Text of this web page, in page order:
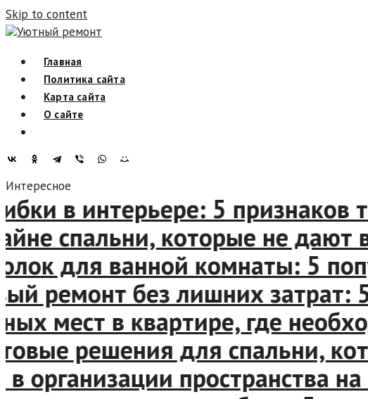
Skip to content
Уютный ремонт
Главная
Политика сайта
Карта сайта
О сайте
Интересное
в интерьере: 5 признаков
спальни, которые не дают
для ванной комнаты: 5
ремонт без лишних затрат: 5
мест в квартире, где
решения для спальни,
пространства на